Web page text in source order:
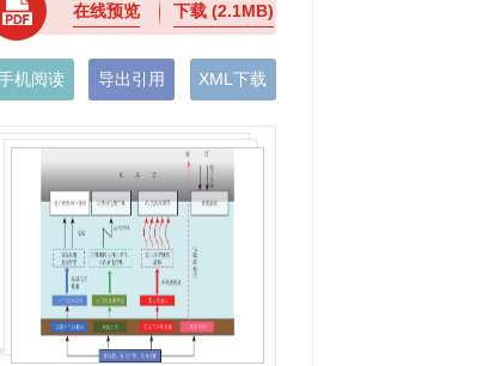
在线预览 下载(2.1MB)
机阅读 导出引用 XML下载